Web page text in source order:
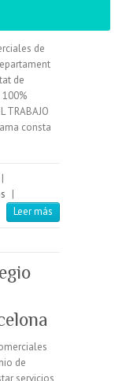
de
de
TRABAJO
consta
Leer más
de